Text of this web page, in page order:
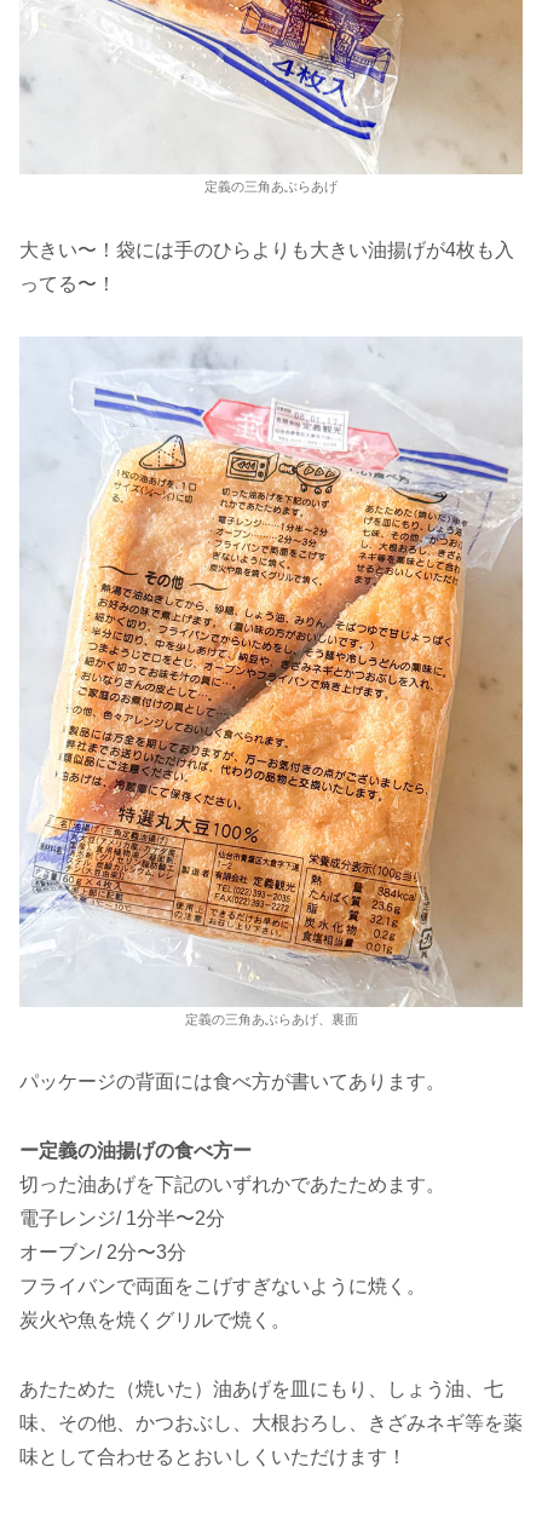
定義の三角あぶらあげ
大きい〜！袋には手のひらよりも大きい油揚げが4枚も入
ってる〜！
定義の三角あぶらあげ、裏面
パッケージの背面には食べ方が書いてあります。
ー定義の油揚げの食べ方ー
切った油あげを下記のいずれかであたためます。
電子レンジ/ 1分半〜2分
オーブン/ 2分〜3分
フライバンで両面をこげすぎないように焼く。
炭火や魚を焼くグリルで焼く。
あたためた（焼いた）油あげを皿にもり、しょう油、七
味、その他、かつおぶし、大根おろし、きざみネギ等を薬
味として合わせるとおいしくいただけます！